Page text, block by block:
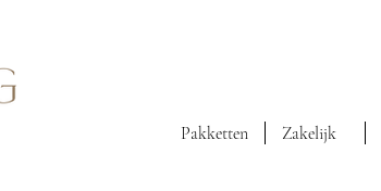
Pakketten Zakelijk